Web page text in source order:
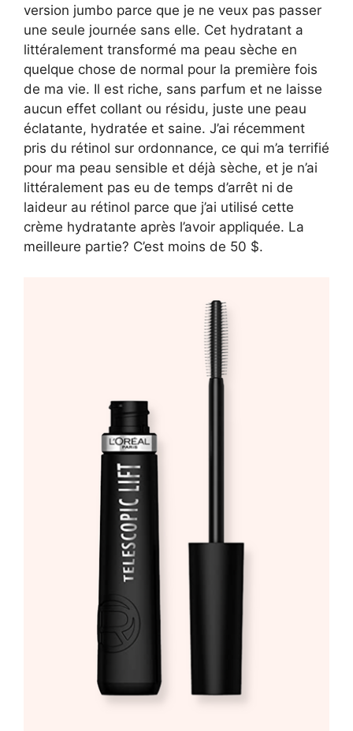
version jumbo parce que je ne veux pas passer
une seule journée sans elle. Cet hydratant a
littéralement transformé ma peau sèche en
quelque chose de normal pour la première fois
de ma vie. Il est riche, sans parfum et ne laisse
aucun effet collant ou résidu, juste une peau
éclatante, hydratée et saine. J’ai récemment
pris du rétinol sur ordonnance, ce qui m’a terrifié
pour ma peau sensible et déjà sèche, et je n’ai
littéralement pas eu de temps d’arrêt ni de
laideur au rétinol parce que j’ai utilisé cette
crème hydratante après l’avoir appliquée. La
meilleure partie? C’est moins de 50 $.